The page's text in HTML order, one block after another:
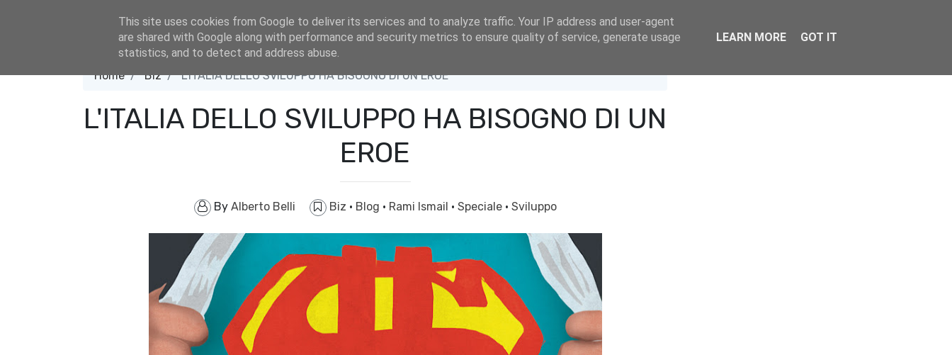
Home Biz L'ITALIA DELLO SVILUPPO HA BISOGNO DI UN EROE
L'ITALIA DELLO SVILUPPO HA BISOGNO DI UN
EROE
By Alberto Belli Biz · Blog · Rami Ismail · Speciale · Sviluppo
This site uses cookies from Google to deliver its services and to analyze traffic. Your IP address and user-agent
are shared with Google along with performance and security metrics to ensure quality of service, generate usage
statistics, and to detect and address abuse.
LEARN MORE GOT IT